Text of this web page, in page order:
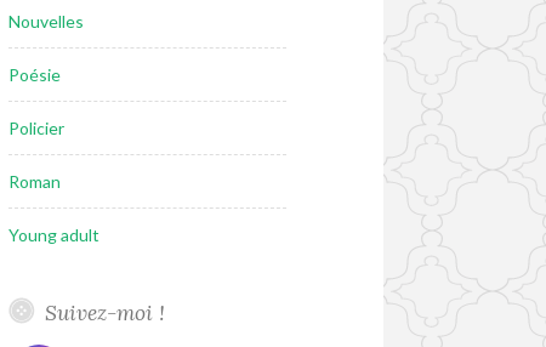
Nouvelles
Poésie
Policier
Roman
Young adult
Suivez-moi !